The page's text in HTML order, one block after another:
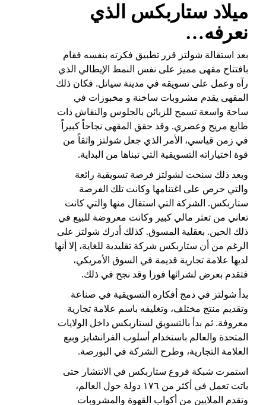
ميلاد ستاربكس الذي
نعرفه…
بعد استقالة شولتز قرر تطبيق فكرته بنفسه فقام
بافتتاح مقهى مميز على نفس النمط الإيطالي الذي
رآه وعمل على تسويقه في مدينة سياتل. فكان ذلك
المقهى يقدم مشروبات ساخنة و مخبوزات في
ساحة واسعة تسمح للزبائن بالجلوس والنقاش ذات
طابع مريح وعصري. وقد حقق المقهى نجاحاً كبيراً
في زمن قياسي، الأمر الذي جعل شولتز واثقاً من
قوة اختياراته التسويقية التي تبناها من البداية.
وبعد ذلك سنحت لشولتز فرصة تسويقية رائعة
والتي حرص على اغتنامها وكانت تلك الفرصة
ستاربكس. الشركة التي استقال منها والتي كانت
تعاني من تعثر مالي كبير وكانت معروضة للبيع في
ذلك الحين. بعقلية المسوق. كذلك أدرك شولتز على
الرغم من أن ستاربكس شركة تقليدية للغاية، إلا أنها
لديها علامة تجارية قديمة في السوق الأمريكي،
فتقدم بعرض لشرائها فورا وقد نجح في ذلك.
بدأ شولتز في دمج أفكاره التسويقية في صناعة
وتقديم منتج مختلف، وتغليفه باسم علامة تجارية
معروفة. ثم بدأ بالتسويق لستاربكس داخل الولايات
المتحدة والعالم باستخدام أسلوب الفرانشايز وبيع
العلامة التجارية، وطرح الشركة في البورصة.
استمرت شبكة فروع ستاربكس في الانتشار حتى
باتت تعمل في أكثر من ١٧٦ دولة حول العالم،
وتقدم الملايين من أكواب القهوة والمشروبات